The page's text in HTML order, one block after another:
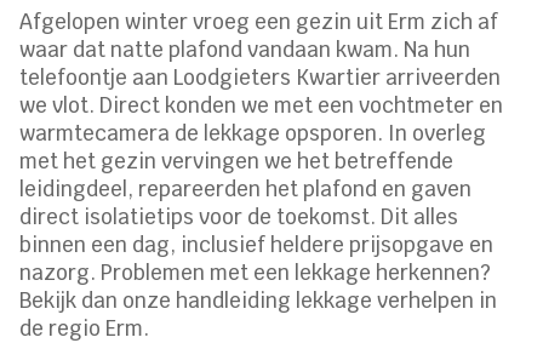
Afgelopen winter vroeg een gezin uit Erm zich af
waar dat natte plafond vandaan kwam. Na hun
telefoontje aan Loodgieters Kwartier arriveerden
we vlot. Direct konden we met een vochtmeter en
warmtecamera de lekkage opsporen. In overleg
met het gezin vervingen we het betreffende
leidingdeel, repareerden het plafond en gaven
direct isolatietips voor de toekomst. Dit alles
binnen een dag, inclusief heldere prijsopgave en
nazorg. Problemen met een lekkage herkennen?
Bekijk dan onze handleiding lekkage verhelpen in
de regio Erm.